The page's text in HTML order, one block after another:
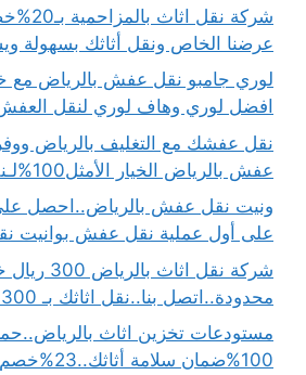
شركة نقل
عرضنا الخاص ونقل أثاثك بسهولة
افضل لوري وهاف لوري لنقل
عفش بالرياض الخيار الأمثل100%لـنقل وتغليف العفش
على أول عملية نقل عفش بوانيت
شركة نقل اثاث
محدودة..اتصل بنا..نقل اثاثك بـ 300 ريال فقط
مستودعات تخزين اثاث
100%ضمان